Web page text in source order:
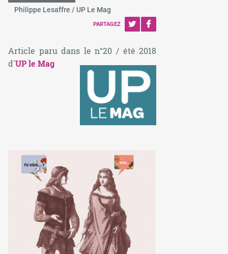
Philippe Lesaffre / UP Le Mag
PARTAGEZ
Article paru dans le n°20 / été 2018
d'UP le Mag